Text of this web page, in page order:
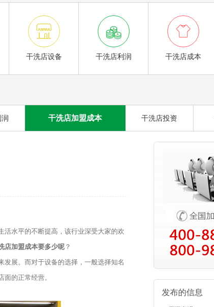

干洗店设备

干洗店利润

干洗店成本
干洗店加盟成本 干洗店投资
水平的不断提高，该行业深受大家的欢
店加盟成本要多少呢？
展。而对于设备的选择，一般选择知名
的正常经营。
发布的信息